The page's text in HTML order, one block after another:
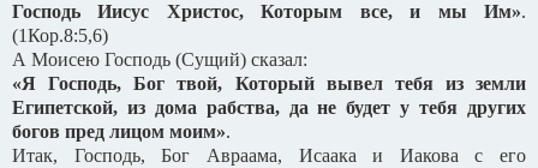
Господь Иисус Христос, Которым все, и мы Им».
(1Кор.8:5,6)
А Моисею Господь (Сущий) сказал:
«Я Господь, Бог твой, Который вывел тебя из земли
Египетской, из дома рабства, да не будет у тебя других
богов пред лицом моим».
Итак, Господь, Бог Авраама, Исаака и Иакова с его